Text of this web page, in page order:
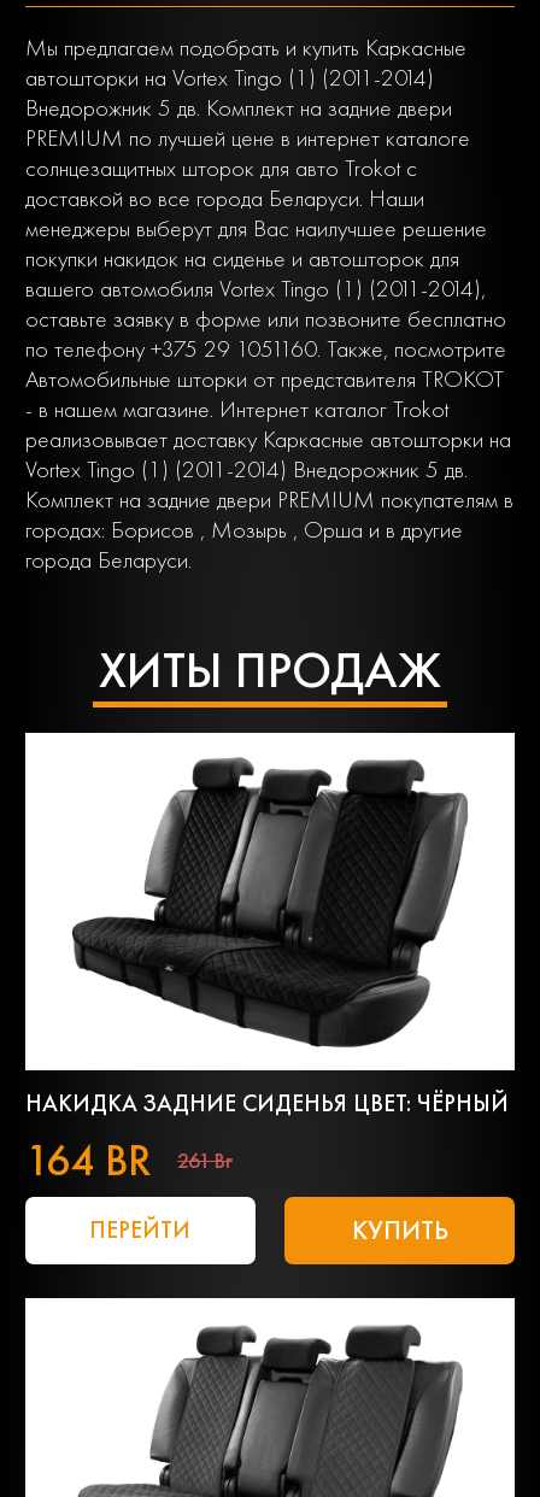
Мы предлагаем подобрать и купить Каркасные
автошторки на Vortex Tingo (1) (2011-2014)
Внедорожник 5 дв. Комплект на задние двери
PREMIUM по лучшей цене в интернет каталоге
солнцезащитных шторок для авто Trokot с
доставкой во все города Беларуси. Наши
менеджеры выберут для Вас наилучшее решение
покупки накидок на сиденье и автошторок для
вашего автомобиля Vortex Tingo (1) (2011-2014),
оставьте заявку в форме или позвоните бесплатно
по телефону +375 29 1051160. Также, посмотрите
Автомобильные шторки от представителя TROKOT
- в нашем магазине. Интернет каталог Trokot
реализовывает доставку Каркасные автошторки на
Vortex Tingo (1) (2011-2014) Внедорожник 5 дв.
Комплект на задние двери PREMIUM покупателям в
городах: Борисов , Мозырь , Орша и в другие
города Беларуси.
ХИТЫ ПРОДАЖ
НАКИДКА ЗАДНИЕ СИДЕНЬЯ ЦВЕТ: ЧЁРНЫЙ
164 BR 261 Br
ПЕРЕЙТИ КУПИТЬ